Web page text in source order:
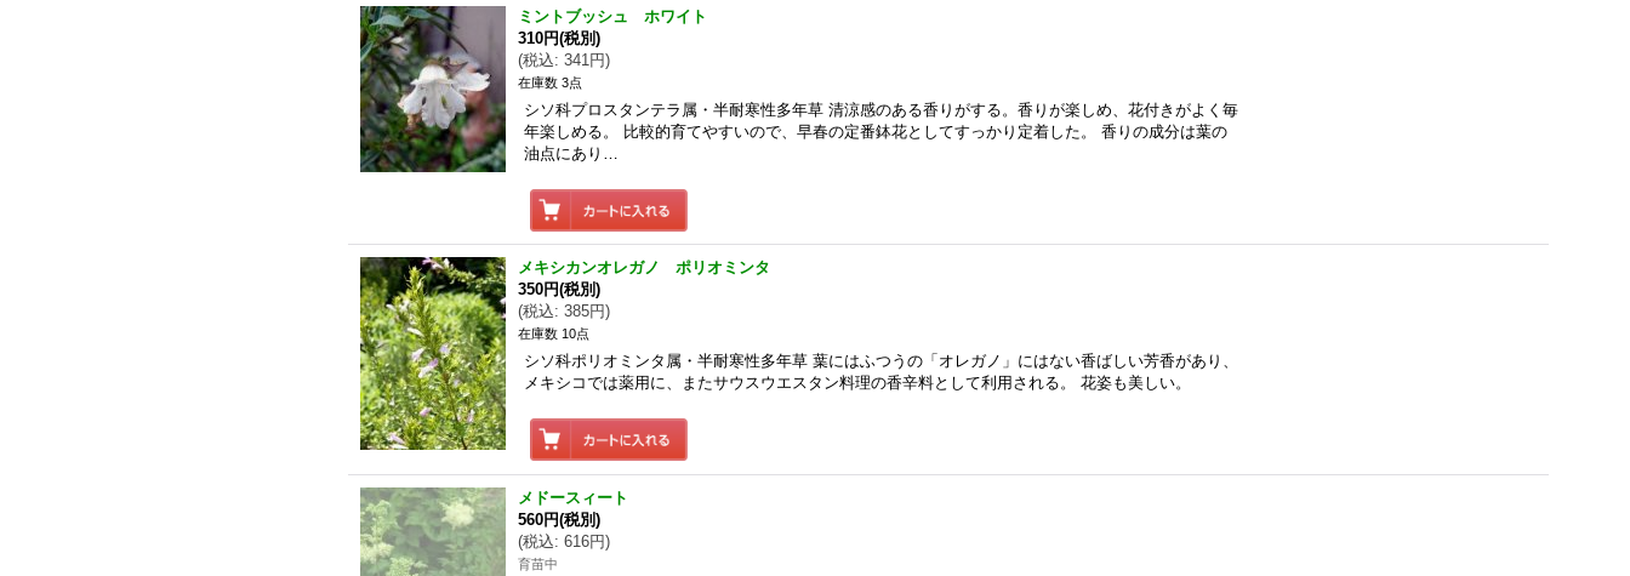
ミントブッシュ ホワイト
310円(税別)
(税込: 341円)
在庫数 3点
シソ科プロスタンテラ属・半耐寒性多年草 清涼感のある香りがする。香りが楽しめ、花付きがよく毎
年楽しめる。 比較的育てやすいので、早春の定番鉢花としてすっかり定着した。 香りの成分は葉の
油点にあり…
メキシカンオレガノ ポリオミンタ
350円(税別)
(税込: 385円)
在庫数 10点
シソ科ポリオミンタ属・半耐寒性多年草 葉にはふつうの「オレガノ」にはない香ばしい芳香があり、
メキシコでは薬用に、またサウスウエスタン料理の香辛料として利用される。 花姿も美しい。
メドースィート
560円(税別)
(税込: 616円)
育苗中